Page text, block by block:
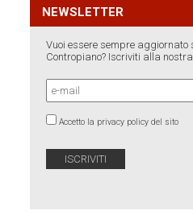
NEWSLETTER
Vuoi essere sempre aggiornato
Contropiano? Iscriviti alla
Accetto la privacy policy del sito